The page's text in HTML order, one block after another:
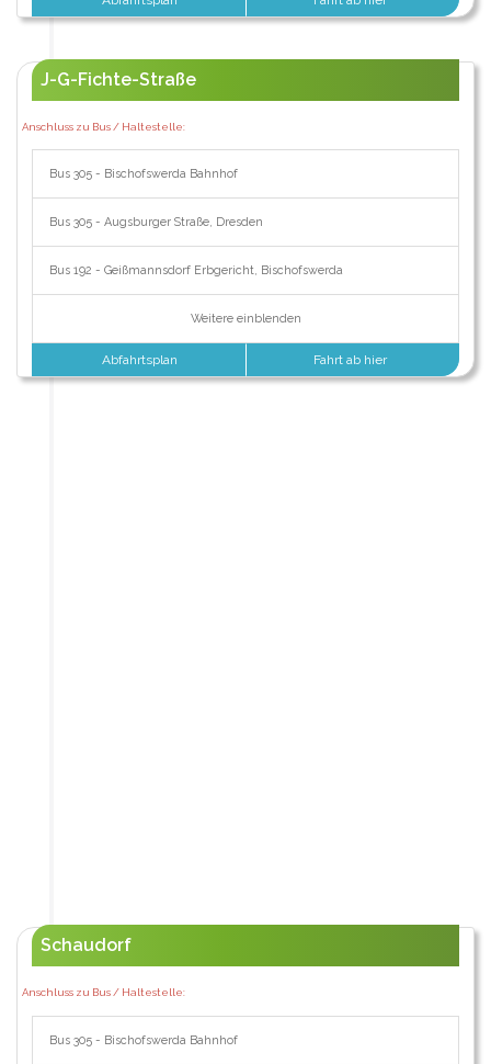
J-G-Fichte-Straße
Anschluss zu Bus / Haltestelle:
Bus 305 - Bischofswerda Bahnhof
Bus 305 - Augsburger Straße, Dresden
Bus 192 - Geißmannsdorf Erbgericht, Bischofswerda
Weitere einblenden
Abfahrtsplan Fahrt ab hier
Schaudorf
Anschluss zu Bus / Haltestelle:
Bus 305 - Bischofswerda Bahnhof